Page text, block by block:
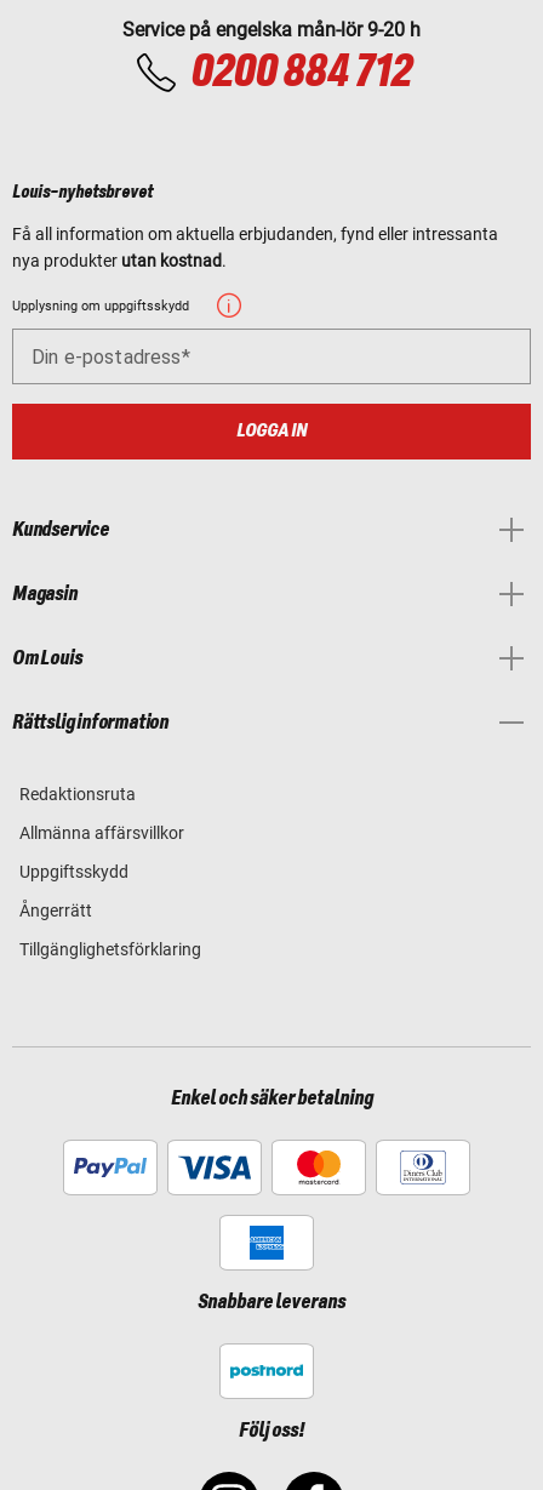
Service på engelska mån-lör 9-20 h
0200 884 712
Louis-nyhetsbrevet
Få all information om aktuella erbjudanden, fynd eller intressanta
nya produkter utan kostnad.
Upplysning om uppgiftsskydd
Din e-postadress
LOGGA IN
Kundservice
Magasin
Om Louis
Rättslig information
Redaktionsruta
Allmänna affärsvillkor
Uppgiftsskydd
Ångerrätt
Tillgänglighetsförklaring
Enkel och säker betalning
Snabbare leverans
Följ oss!